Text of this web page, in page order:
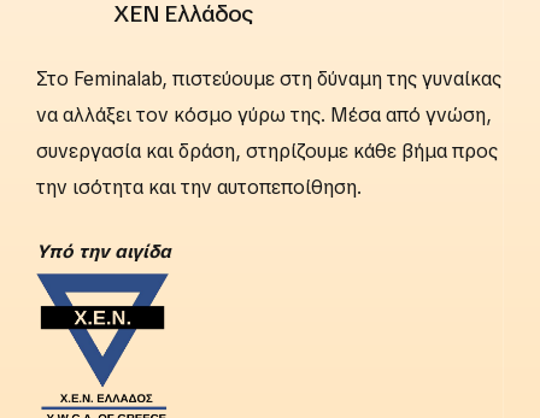
ΧΕΝ Ελλάδος
Στο Feminalab, πιστεύουμε στη δύναμη της γυναίκας
να αλλάξει τον κόσμο γύρω της. Μέσα από γνώση,
συνεργασία και δράση, στηρίζουμε κάθε βήμα προς
την ισότητα και την αυτοπεποίθηση.
Yπό την αιγίδα